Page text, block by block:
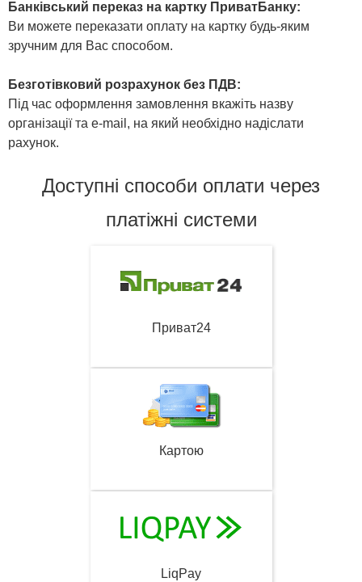
Банківський переказ на картку ПриватБанку:
Ви можете переказати оплату на картку будь-яким
зручним для Вас способом.
Безготівковий розрахунок без ПДВ:
Під час оформлення замовлення вкажіть назву
організації та e-mail, на який необхідно надіслати
рахунок.
Доступні способи оплати через
платіжні системи
Приват24
Картою
LiqPay